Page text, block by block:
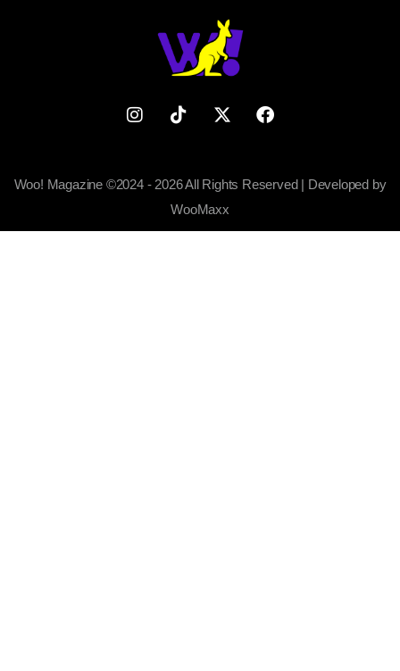
Woo! Magazine ©2024 - 2026 All Rights Reserved | Developed by
WooMaxx